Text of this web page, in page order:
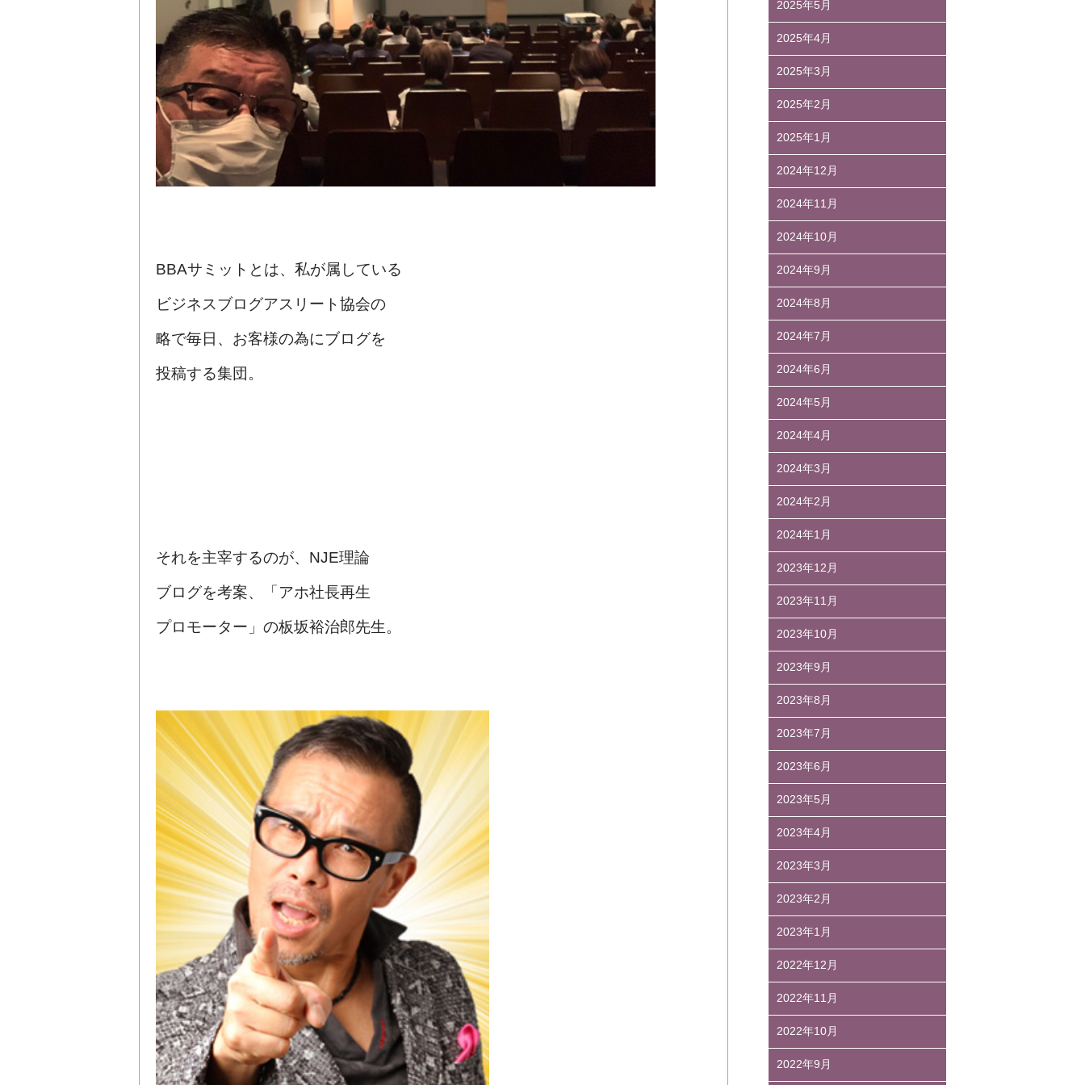
BBAサミットとは、私が属している
ビジネスブログアスリート協会の
略で毎日、お客様の為にブログを
投稿する集団。
それを主宰するのが、NJE理論
ブログを考案、「アホ社長再生
プロモーター」の板坂裕治郎先生。
2025年5月
2025年4月
2025年3月
2025年2月
2025年1月
2024年12月
2024年11月
2024年10月
2024年9月
2024年8月
2024年7月
2024年6月
2024年5月
2024年4月
2024年3月
2024年2月
2024年1月
2023年12月
2023年11月
2023年10月
2023年9月
2023年8月
2023年7月
2023年6月
2023年5月
2023年4月
2023年3月
2023年2月
2023年1月
2022年12月
2022年11月
2022年10月
2022年9月